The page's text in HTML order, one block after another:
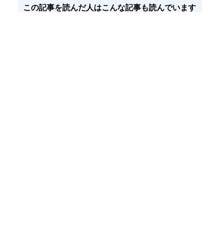
この記事を読んだ人はこんな記事も読んでいます